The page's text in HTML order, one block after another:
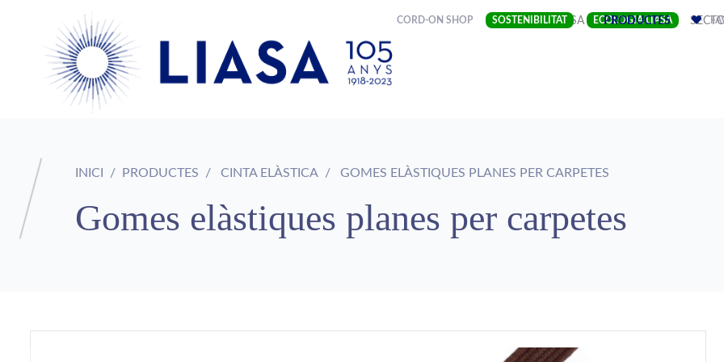
CORD-ON SHOP SOSTENIBILITAT ECOLOGIA LIASA
EMPRESA(CURRENT)
PRODUCTES
INICI PRODUCTES CINTA ELÀSTICA GOMES ELÀSTIQUES PLANES PER CARPETES
Gomes elàstiques planes per carpetes